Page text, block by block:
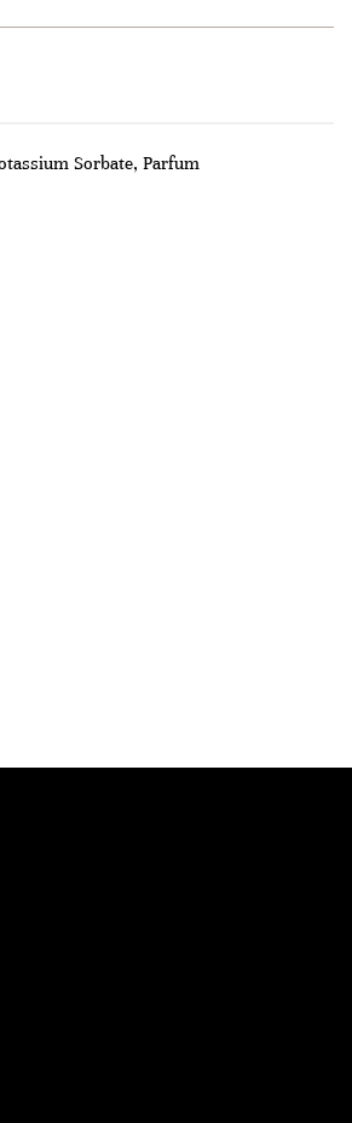
Sorbate, Parfum